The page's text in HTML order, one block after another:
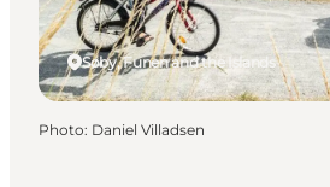
Søby, Funen and the Islands
Photo: Daniel Villadsen